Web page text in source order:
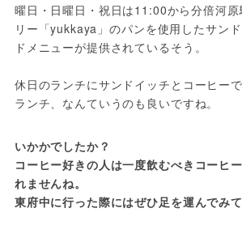
曜日・日曜日・祝日は11:00から分倍河原
リー「yukkaya」のパンを使用したサン
ドメニューが提供されているそう。
休日のランチにサンドイッチとコーヒー
ランチ、なんていうのも良いですね。
いかかでしたか？
コーヒー好きの人は一度飲むべきコーヒ
れませんね。
東府中に行った際にはぜひ足を運んでみ